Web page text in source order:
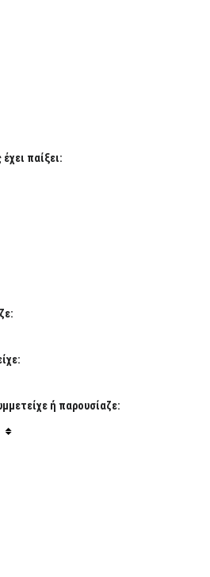
παίξει:
ή παρουσίαζε: